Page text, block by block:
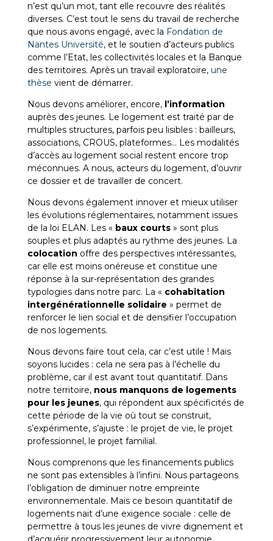
n’est qu’un mot, tant elle recouvre des réalités
diverses. C’est tout le sens du travail de recherche
que nous avons engagé, avec la Fondation de
Nantes Université, et le soutien d’acteurs publics
comme l’Etat, les collectivités locales et la Banque
des territoires. Après un travail exploratoire, une
thèse vient de démarrer.
Nous devons améliorer, encore, l’information
auprès des jeunes. Le logement est traité par de
multiples structures, parfois peu lisibles : bailleurs,
associations, CROUS, plateformes… Les modalités
d’accès au logement social restent encore trop
méconnues. A nous, acteurs du logement, d’ouvrir
ce dossier et de travailler de concert.
Nous devons également innover et mieux utiliser
les évolutions réglementaires, notamment issues
de la loi ELAN. Les « baux courts» sont plus
souples et plus adaptés au rythme des jeunes. La
colocation offre des perspectives intéressantes,
car elle est moins onéreuse et constitue une
réponse à la sur-représentation des grandes
typologies dans notre parc. La « cohabitation
intergénérationnelle solidaire » permet de
renforcer le lien social et de densifier l’occupation
de nos logements.
Nous devons faire tout cela, car c’est utile ! Mais
soyons lucides : cela ne sera pas à l’échelle du
problème, car il est avant tout quantitatif. Dans
notre territoire, nous manquons de logements
pour les jeunes, qui répondent aux spécificités de
cette période de la vie où tout se construit,
s’expérimente, s’ajuste : le projet de vie, le projet
professionnel, le projet familial.
Nous comprenons que les financements publics
ne sont pas extensibles à l’infini. Nous partageons
l’obligation de diminuer notre empreinte
environnementale. Mais ce besoin quantitatif de
logements nait d’une exigence sociale : celle de
permettre à tous les jeunes de vivre dignement et